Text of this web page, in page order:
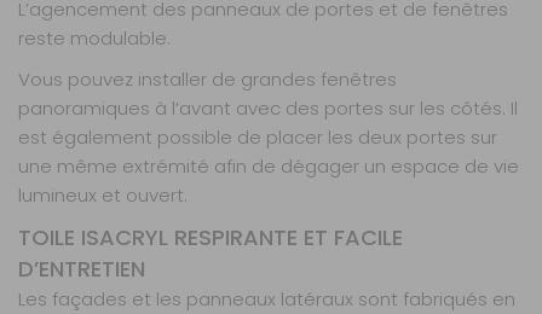
L’agencement des panneaux de portes et de fenêtres
reste modulable.
Vous pouvez installer de grandes fenêtres
panoramiques à l’avant avec des portes sur les côtés. Il
est également possible de placer les deux portes sur
une même extrémité afin de dégager un espace de vie
lumineux et ouvert.
TOILE ISACRYL RESPIRANTE ET FACILE
D’ENTRETIEN
Les façades et les panneaux latéraux sont fabriqués en